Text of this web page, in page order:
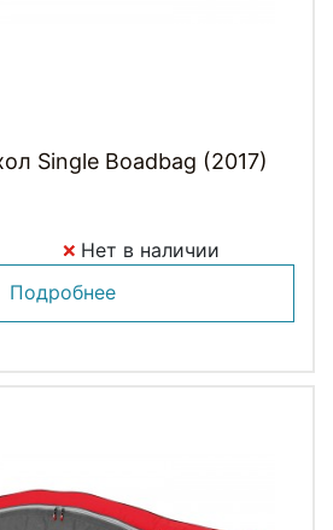
Single Boadbag (2017)
Нет в наличии
Подробнее